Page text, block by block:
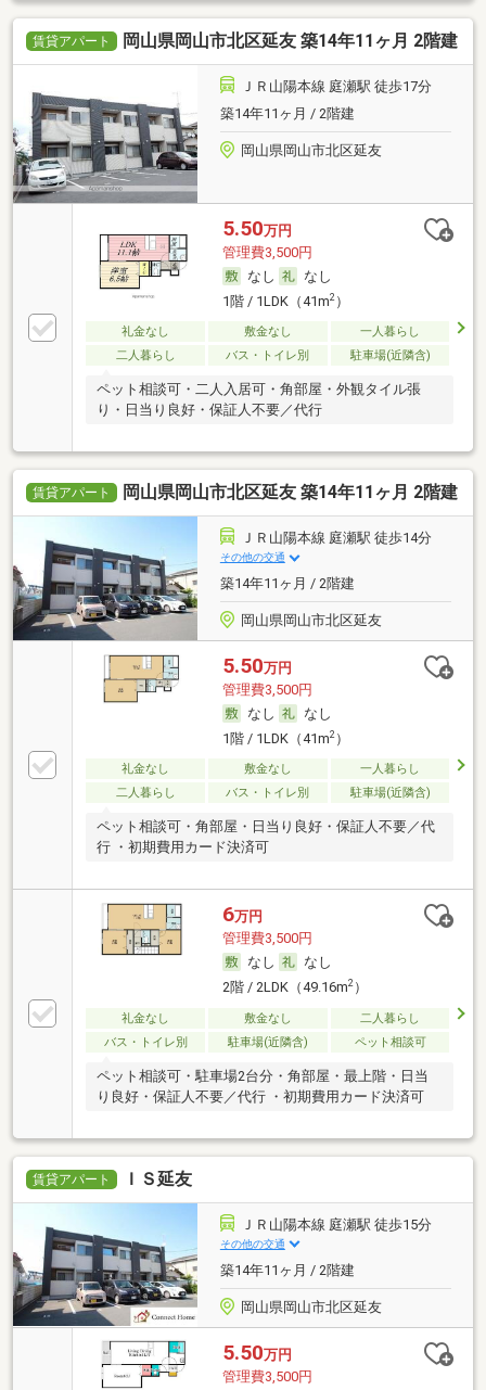
賃貸アパート 岡山県岡山市北区延友 築14年11ヶ月 2階建
ＪＲ山陽本線 庭瀬駅 徒歩17分
築14年11ヶ月 / 2階建
岡山県岡山市北区延友
5.50万円
管理費3,500円
なし
なし
1階 / 1LDK（41m2）
礼金なし 敷金なし
一人暮らし
二人暮らし
バス・トイレ別 駐車場(近隣含)
ペット相談可・二人入居可・角部屋・外観タイル張
り・日当り良好・保証人不要／代行
賃貸アパート 岡山県岡山市北区延友 築14年11ヶ月 2階建
ＪＲ山陽本線 庭瀬駅 徒歩14分
その他の交通
築14年11ヶ月 / 2階建
岡山県岡山市北区延友
5.50万円
管理費3,500円
なし
なし
1階 / 1LDK（41m2）
礼金なし 敷金なし
一人暮らし
二人暮らし
バス・トイレ別 駐車場(近隣含)
ペット相談可・角部屋・日当り良好・保証人不要／代
行 ・初期費用カード決済可
6万円
管理費3,500円
なし
なし
2階 / 2LDK（49.16m2）
礼金なし 敷金なし
二人暮らし
バス・トイレ別
駐車場(近隣含) ペット相談可
ペット相談可・駐車場2台分・角部屋・最上階・日当
り良好・保証人不要／代行 ・初期費用カード決済可
賃貸アパート ＩＳ延友
ＪＲ山陽本線 庭瀬駅 徒歩15分
その他の交通
築14年11ヶ月 / 2階建
岡山県岡山市北区延友
5.50万円
管理費3,500円